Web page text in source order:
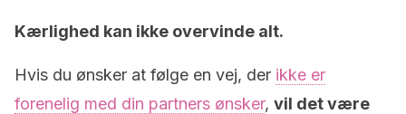
Kærlighed kan ikke overvinde alt.
Hvis du ønsker at følge en vej, der ikke er
forenelig med din partners ønsker, vil det være